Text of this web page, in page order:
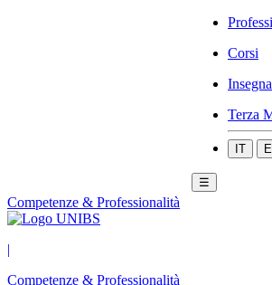
Corsi
Terza
IT
☰
Competenze & Professionalità
|
Competenze & Professionalità